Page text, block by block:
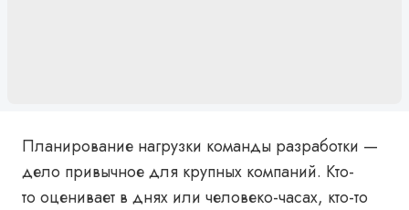
Планирование нагрузки команды разработки —
дело привычное для крупных компаний. Кто-
то оценивает в днях или человеко-часах, кто-то